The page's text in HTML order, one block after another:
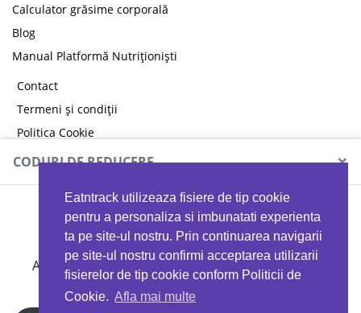
Eatntrack utilizeaza fisiere de tip cookie
pentru a personaliza si imbunatati experienta
ta pe site-ul nostru. Prin continuarea navigarii
pe site-ul nostru confirmi acceptarea utilizarii
fisierelor de tip cookie conform Politicii de
Cookie. Afla mai multe
Calculator grăsime corporală
Blog
Manual Platformă Nutriționiști
Contact
Termeni și condiții
Politica Cookie
Politica de confidențialitate
CODURI DE REDUCERE ×
MYPROTEIN
Ai 40%reducere la orice comandă folosind codul
EATTRACK